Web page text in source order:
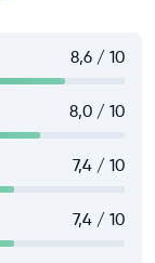
8,6 / 10
8,0 / 10
7,4 / 10
7,4 / 10